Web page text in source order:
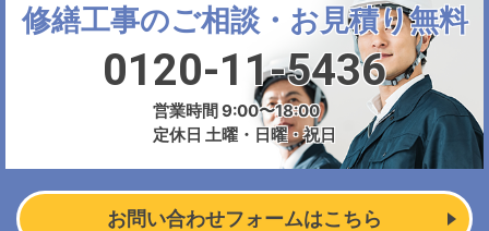
修繕工事のご相談・お見積り無料
0120-11-5436
営業時間 9:00〜18:00
定休日 土曜・日曜・祝日
お問い合わせフォームはこちら